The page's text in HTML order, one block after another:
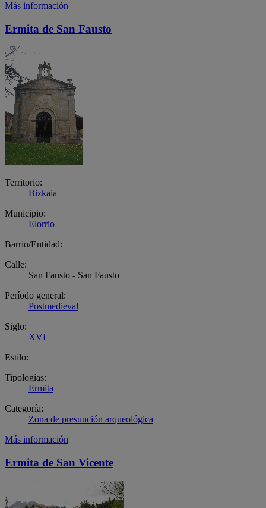
Más información
Ermita de San Fausto
Territorio:
Bizkaia
Municipio:
Elorrio
Barrio/Entidad:
Calle:
San Fausto - San Fausto
Período general:
Postmedieval
Siglo:
XVI
Estilo:
Tipologías:
Ermita
Categoría:
Zona de presunción arqueológica
Más información
Ermita de San Vicente